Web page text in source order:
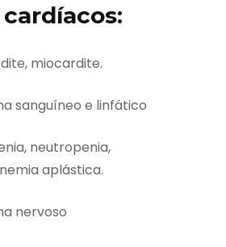
miocardite.
sanguíneo e linfático
neutropenia,
aplástica.
nervoso